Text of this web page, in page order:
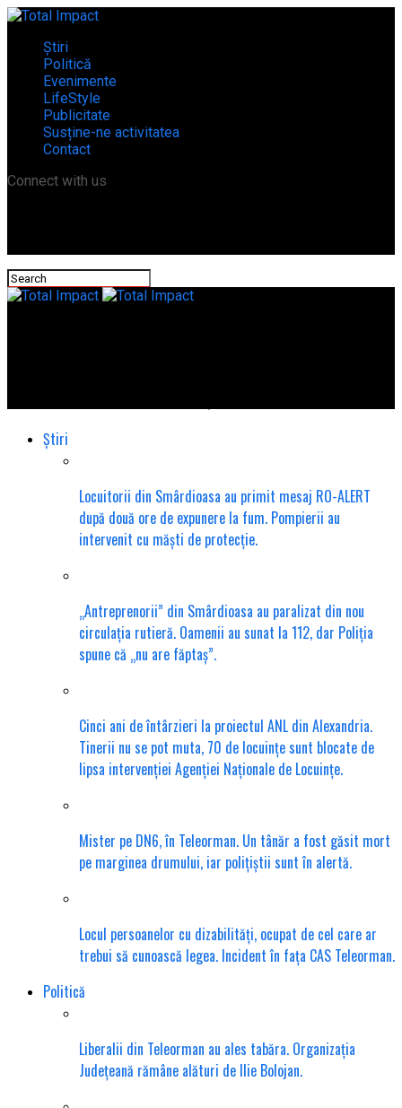
Știri
Politică
Evenimente
LifeStyle
Publicitate
Susține-ne activitatea
Contact
Connect with us
Știri
Locuitorii din Smârdioasa au primit mesaj RO-ALERT
după două ore de expunere la fum. Pompierii au
intervenit cu măști de protecție.
„Antreprenorii” din Smârdioasa au paralizat din nou
circulația rutieră. Oamenii au sunat la 112, dar Poliția
spune că „nu are făptaș”.
Cinci ani de întârzieri la proiectul ANL din Alexandria.
Tinerii nu se pot muta, 70 de locuințe sunt blocate de
lipsa intervenției Agenției Naționale de Locuințe.
Mister pe DN6, în Teleorman. Un tânăr a fost găsit mort
pe marginea drumului, iar polițiștii sunt în alertă.
Locul persoanelor cu dizabilități, ocupat de cel care ar
trebui să cunoască legea. Incident în fața CAS Teleorman.
Politică
Liberalii din Teleorman au ales tabăra. Organizația
Județeană rămâne alături de Ilie Bolojan.